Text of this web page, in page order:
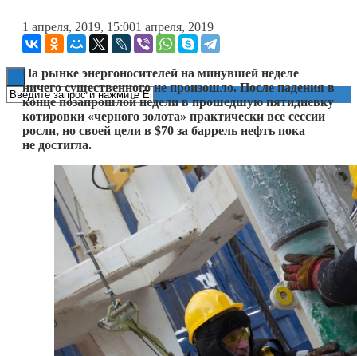
Книги
1 апреля, 2019, 15:001 апреля, 2019
На рынке энергоносителей на минувшей неделе
ничего существенного не произошло. После падения в
конце позапрошлой недели в прошедшую пятидневку
котировки «черного золота» практически все сессии
росли, но своей цели в $70 за баррель нефть пока
не достигла.